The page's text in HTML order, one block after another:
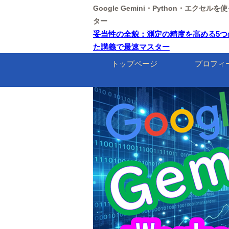
Google Gemini・Python・エクセルを使
ター
妥当性の全貌：測定の精度を高める5
た講義で最速マスター
トップページ
プロフィ